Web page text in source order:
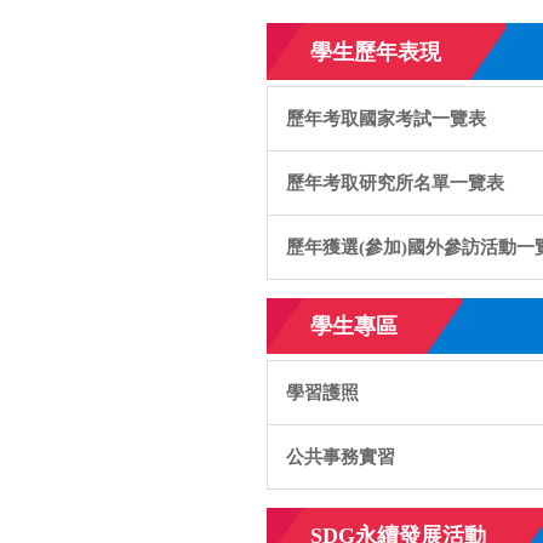
學生歷年表現
歷年考取國家考試一覽表
歷年考取研究所名單一覽表
歷年獲選(參加)國外參訪活動一
學生專區
學習護照
公共事務實習
SDG永續發展活動